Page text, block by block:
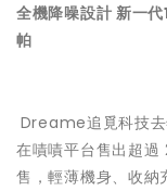
全機降噪設計 新一
帕
Dreame追覓科技去
在嘖嘖平台售出超
售，輕薄機身、收